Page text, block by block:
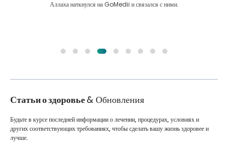
Аллаха наткнулся на GoMedii и связался с ними.
Статьи о здоровье& Обновления
Будьте в курсе последней информации о лечении, процедурах, условиях и
других соответствующих требованиях, чтобы сделать вашу жизнь здоровее и
лучше.